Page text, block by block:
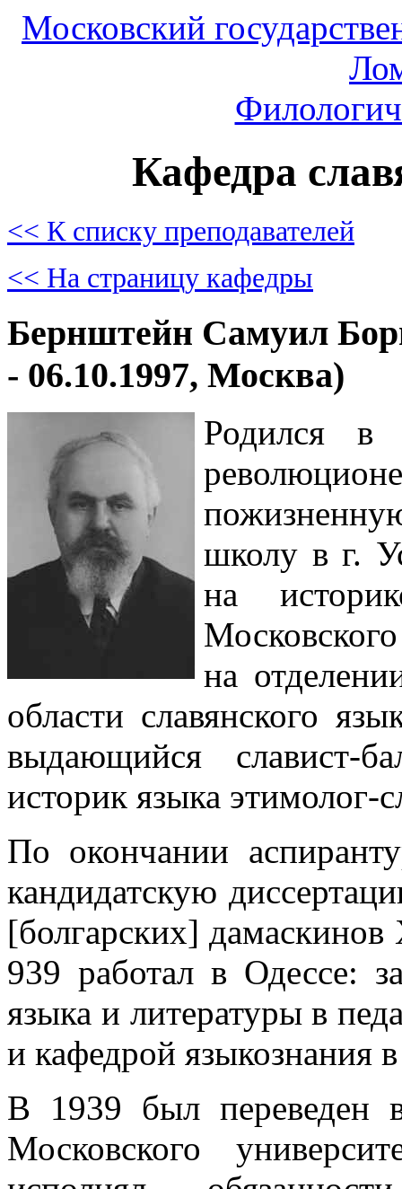
Московский
Кафедра
<< К списку преподавателей
<< На страницу кафедры
Бернштейн Самуил
- 06.10.1997, Москва)
Родился
школу в г.
на
на
области славянского
выдающийся
историк языка
По окончании
кандидатскую
[болгарских]
939 работал в Одессе:
языка и литературы в
и кафедрой языкознания
В 1939 был переведен
Московского